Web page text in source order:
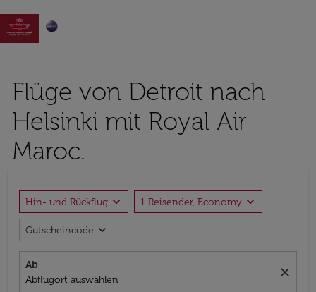

Flüge von Detroit nach
Helsinki mit Royal Air
Maroc.
Hin- und Rückflug expand_more 1 Reisender, Economy expand_more
Gutscheincode expand_more
Ab
Abflugort auswählen
close